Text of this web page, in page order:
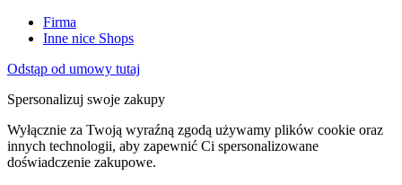
Firma
Inne nice Shops
Odstąp od umowy tutaj
Spersonalizuj swoje zakupy
Wyłącznie za Twoją wyraźną zgodą używamy plików cookie oraz
innych technologii, aby zapewnić Ci spersonalizowane
doświadczenie zakupowe.